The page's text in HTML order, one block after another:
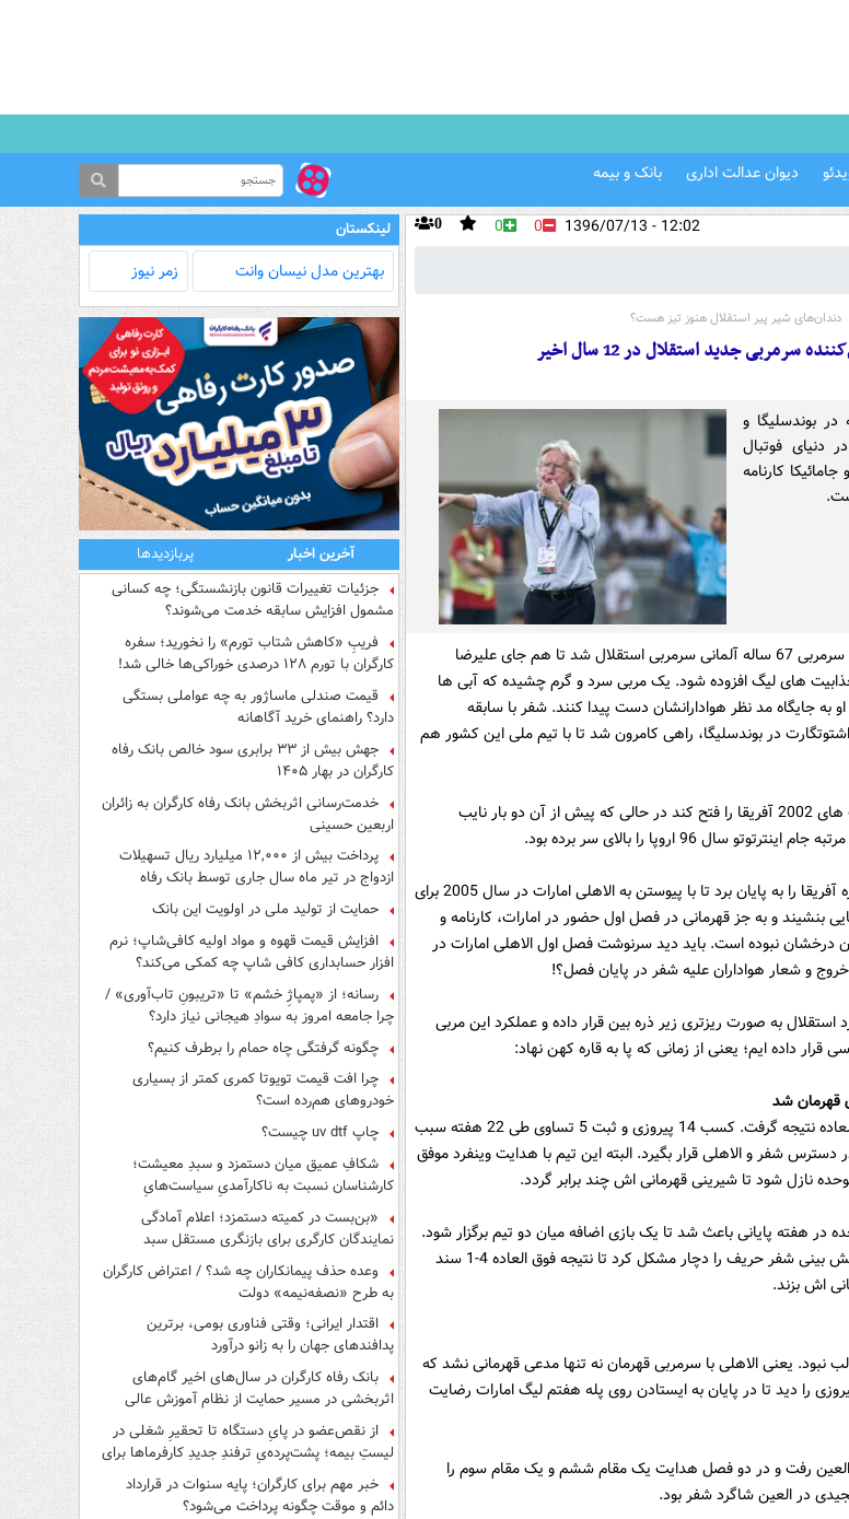
دیوان عدالت اداری بانک و بیمه
0 0 0
12:02 - 1396/07/13
دندان‌های شیر پیر استقلال هنوز تیز هست؟
سرمربی جدید استقلال در 12 سال اخیر
بوندسلیگا و
دنیای فوتبال
کارنامه
به گزارش کارگرآنلاین، وینفرد شفر سرمربی 67 ساله آلمانی سرمربی استقلال شد تا هم جای علیرضا
های لیگ افزوده شود. یک مربی سرد و گرم چشیده که آبی ها
او به جایگاه مد نظر هوادارانشان دست پیدا کنند. شفر با سابقه
در بوندسلیگا، راهی کامرون شد تا با تیم ملی این کشور هم
شفر موفق شد با کامرون جام ملت های 2002 آفریقا را فتح کند در حالی که پیش از آن دو بار نایب
سال 96 اروپا را بالای سر برده بود.
وینفرد سال 2004 فعالیتش در قاره آفریقا را به پایان برد تا با پیوستن به الاهلی امارات در سال 2005 برای
بنشیند و به جز قهرمانی در فصل اول حضور در امارات، کارنامه و
درخشان نبوده است. باید دید سرنوشت فصل اول الاهلی امارات در
و شعار هواداران علیه شفر در پایان فصل؟!
استقلال به صورت ریزتری زیر ذره بین قرار داده و عملکرد این مربی
قهرمان شد
وینفرد شفر با الاهلی امارات فوق العاده نتیجه گرفت. کسب 14 پیروزی و ثبت 5 تساوی طی 22 هفته سبب
دسترس شفر و الاهلی قرار بگیرد. البته این تیم با هدایت وینفرد موفق
نازل شود تا شیرینی قهرمانی اش چند برابر گردد.
در هفته پایانی باعث شد تا یک بازی اضافه میان دو تیم برگزار شود.
در دیدار مذکور سیستم غیرقابل پیش بینی شفر حریف را دچار مشکل کرد تا نتیجه فوق العاده 4-1 سند
اش بزند.
نبود. یعنی الاهلی با سرمربی قهرمان نه تنها مدعی قهرمانی نشد که
مرتبه رنگ پیروزی را دید تا در پایان به ایستادن روی پله هفتم لیگ امارات رضایت
العین رفت و در دو فصل هدایت یک مقام ششم و یک مقام سوم را
در العین شاگرد شفر بود.
لینکستان
بهترین مدل‌ نیسان وانت زمر نیوز
آخرین اخبار
پربازدیدها
جزئیات تغییرات قانون بازنشستگی؛ چه کسانی
مشمول افزایش سابقه خدمت می‌شوند؟
فریبِ «کاهش شتاب تورم» را نخورید؛ سفره
کارگران با تورم ۱۲۸ درصدی خوراکی‌ها خالی شد!
قیمت صندلی ماساژور به چه عواملی بستگی
دارد؟ راهنمای خرید آگاهانه
جهش بیش از ۳۳ برابری سود خالص بانک رفاه
کارگران در بهار ۱۴۰۵
خدمت‌رسانی اثربخش بانک رفاه کارگران به زائران
اربعین حسینی
پرداخت بیش از ۱۲,۰۰۰ میلیارد ریال تسهیلات
ازدواج در تیر ماه سال جاری توسط بانک رفاه
کارگران
حمایت از تولید ملی در اولویت این بانک
افزایش قیمت قهوه و مواد اولیه کافی‌شاپ؛ نرم
افزار حسابداری کافی شاپ چه کمکی می‌کند؟
رسانه؛ از «پمپاژِ خشم» تا «تریبونِ تاب‌آوری» /
چرا جامعه امروز به سوادِ هیجانی نیاز دارد؟
چگونه گرفتگی چاه حمام را برطرف کنیم؟
چرا افت قیمت تویوتا کمری کمتر از بسیاری
خودروهای هم‌رده است؟
چاپ uv dtf چیست؟
شکافِ عمیق میان دستمزد و سبدِ معیشت؛
کارشناسان نسبت به ناکارآمدیِ سیاست‌هایِ
حمایتی هشدار دادند
«بن‌بست در کمیته دستمزد؛ اعلام آمادگی
نمایندگان کارگری برای بازنگری مستقل سبد
وعده حذف پیمانکاران چه شد؟ / اعتراض کارگران
به طرح «نصفه‌نیمه» دولت
اقتدار ایرانی؛ وقتی فناوری بومی، برترین
پدافندهای جهان را به زانو درآورد
بانک رفاه کارگران در سال‌های اخیر گام‌های
اثربخشی در مسیر حمایت از نظام آموزش عالی
برداشته است
از نقص‌عضو در پایِ دستگاه تا تحقیرِ شغلی در
لیستِ بیمه؛ پشت‌پرده‌یِ ترفندِ جدیدِ کارفرماها برای
فرار از قانون چیست؟
خبر مهم برای کارگران؛ پایه سنوات در قرارداد
دائم و موقت چگونه پرداخت می‌شود؟